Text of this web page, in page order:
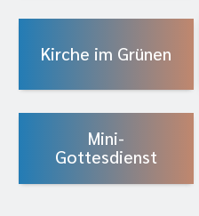
Kirche im Grünen
Mini-
Gottesdienst